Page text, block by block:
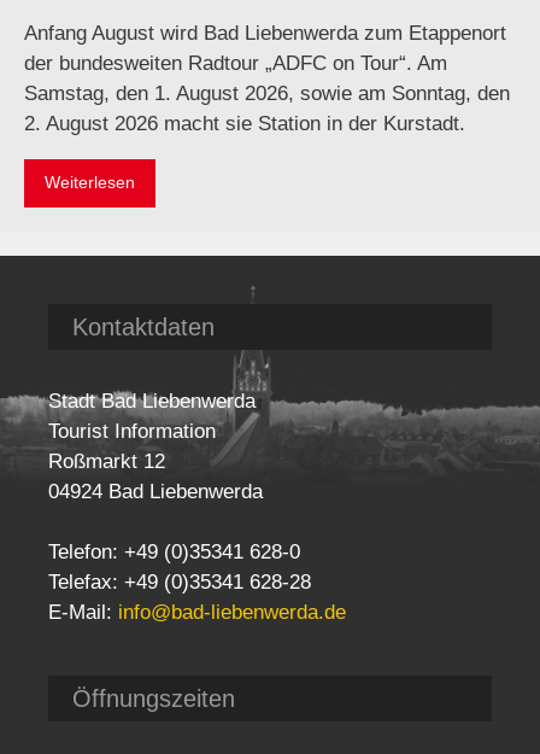
Anfang August wird Bad Liebenwerda zum Etappenort
der bundesweiten Radtour „ADFC on Tour“. Am
Samstag, den 1. August 2026, sowie am Sonntag, den
2. August 2026 macht sie Station in der Kurstadt.
Weiterlesen
Kontaktdaten
Stadt Bad Liebenwerda
Tourist Information
Roßmarkt 12
04924 Bad Liebenwerda
Telefon: +49 (0)35341 628-0
Telefax: +49 (0)35341 628-28
E-Mail: info@bad-liebenwerda.de
Öffnungszeiten